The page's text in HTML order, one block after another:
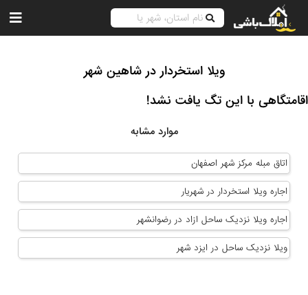
ویلا استخردار در شاهین شهر
اقامتگاهی با این تگ یافت نشد!
موارد مشابه
اتاق مبله مرکز شهر اصفهان
اجاره ویلا استخردار در شهریار
اجاره ویلا نزدیک ساحل ازاد در رضوانشهر
ویلا نزدیک ساحل در ایزد شهر